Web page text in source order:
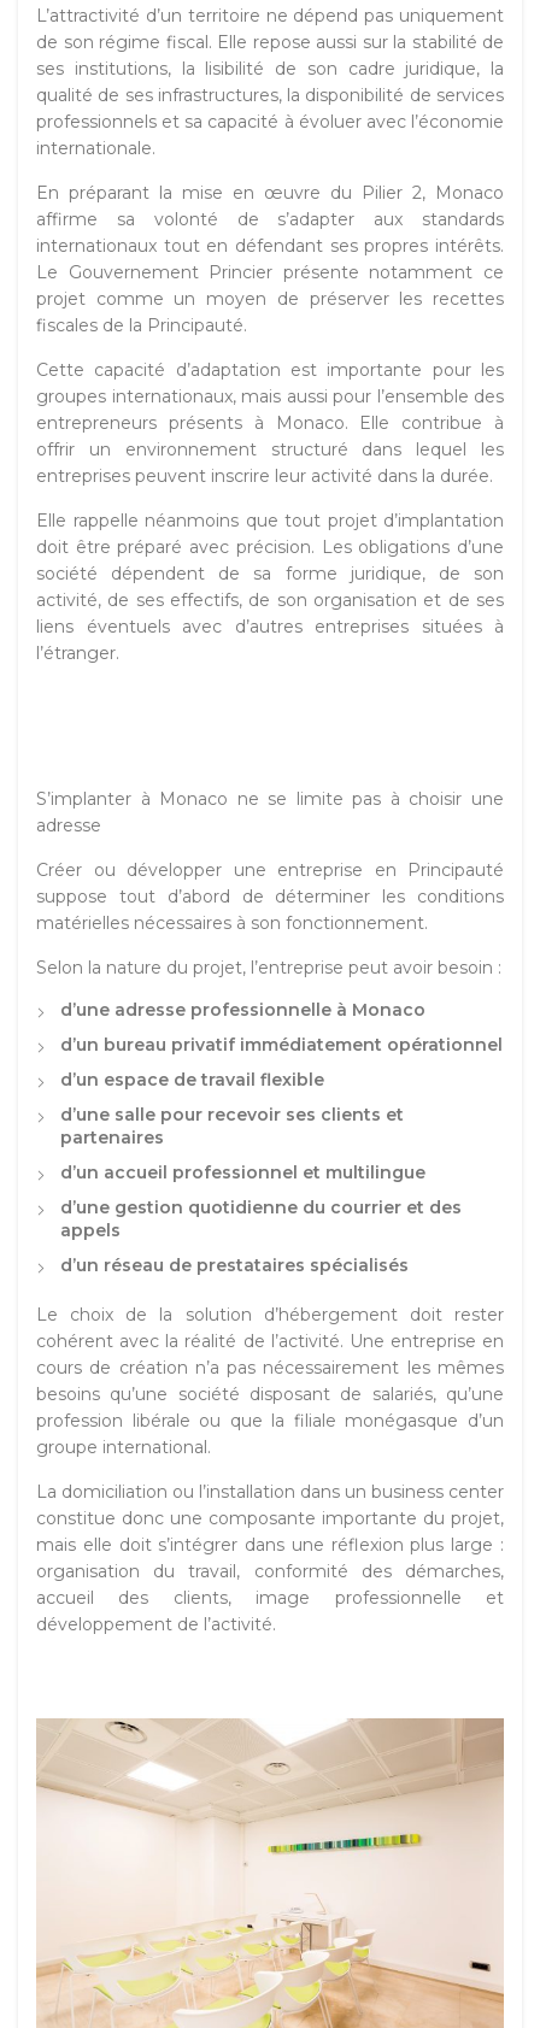
L’attractivité d’un territoire ne dépend pas uniquement
de son régime fiscal. Elle repose aussi sur la stabilité de
ses institutions, la lisibilité de son cadre juridique, la
qualité de ses infrastructures, la disponibilité de services
professionnels et sa capacité à évoluer avec l’économie
internationale.
En préparant la mise en œuvre du Pilier 2, Monaco
affirme sa volonté de s’adapter aux standards
internationaux tout en défendant ses propres intérêts.
Le Gouvernement Princier présente notamment ce
projet comme un moyen de préserver les recettes
fiscales de la Principauté.
Cette capacité d’adaptation est importante pour les
groupes internationaux, mais aussi pour l’ensemble des
entrepreneurs présents à Monaco. Elle contribue à
offrir un environnement structuré dans lequel les
entreprises peuvent inscrire leur activité dans la durée.
Elle rappelle néanmoins que tout projet d’implantation
doit être préparé avec précision. Les obligations d’une
société dépendent de sa forme juridique, de son
activité, de ses effectifs, de son organisation et de ses
liens éventuels avec d’autres entreprises situées à
l’étranger.
S’implanter à Monaco ne se limite pas à choisir une
adresse
Créer ou développer une entreprise en Principauté
suppose tout d’abord de déterminer les conditions
matérielles nécessaires à son fonctionnement.
Selon la nature du projet, l’entreprise peut avoir besoin :
d’une adresse professionnelle à Monaco
d’un bureau privatif immédiatement opérationnel
d’un espace de travail flexible
d’une salle pour recevoir ses clients et
partenaires
d’un accueil professionnel et multilingue
d’une gestion quotidienne du courrier et des
appels
d’un réseau de prestataires spécialisés
Le choix de la solution d’hébergement doit rester
cohérent avec la réalité de l’activité. Une entreprise en
cours de création n’a pas nécessairement les mêmes
besoins qu’une société disposant de salariés, qu’une
profession libérale ou que la filiale monégasque d’un
groupe international.
La domiciliation ou l’installation dans un business center
constitue donc une composante importante du projet,
mais elle doit s’intégrer dans une réflexion plus large :
organisation du travail, conformité des démarches,
accueil des clients, image professionnelle et
développement de l’activité.